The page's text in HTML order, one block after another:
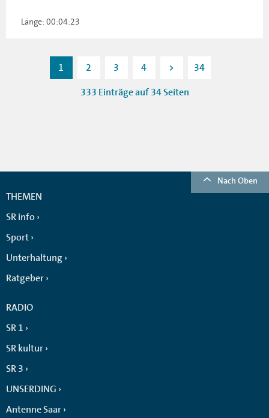
Länge: 00:04:23
1 2 3 4 > 34
333 Einträge auf 34 Seiten
Nach Oben
THEMEN
SR info
Sport
Unterhaltung
Ratgeber
RADIO
SR 1
SR kultur
SR 3
UNSERDING
Antenne Saar